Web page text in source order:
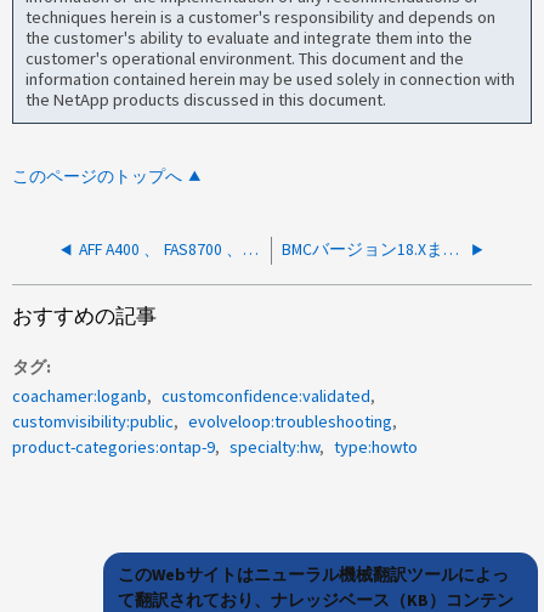
techniques herein is a customer's responsibility and depends on
the customer's ability to evaluate and integrate them into the
customer's operational environment. This document and the
information contained herein may be used solely in connection with
the NetApp products discussed in this document.
このページのトップへ
AFF A400 、 FAS8700 、 FAS8300 ： old メソッドに BMC ログパックを収集する方法 BMCバージョン18.Xまたは19.Xを実行しているAFF、ASA、またはFASシステムでログパックを収集する方法
おすすめの記事
タグ
coachamer:loganb
customconfidence:validated
customvisibility:public
evolveloop:troubleshooting
product-categories:ontap-9
specialty:hw type:howto
このWebサイトはニューラル機械翻訳ツールによっ
て翻訳されており、ナレッジベース（KB）コンテン